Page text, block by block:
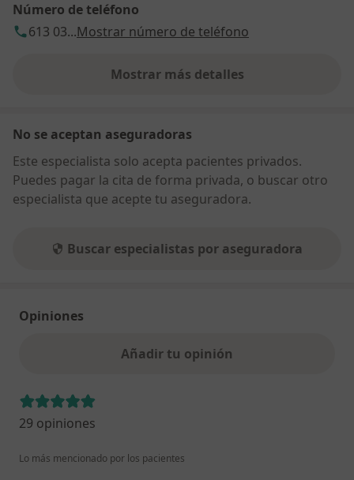
Número de teléfono
613 03...Mostrar número de teléfono
Mostrar más detalles
sobre la dirección
No se aceptan aseguradoras
Este especialista solo acepta pacientes privados.
Puedes pagar la cita de forma privada, o buscar otro
especialista que acepte tu aseguradora.
Buscar especialistas por aseguradora
Opiniones
Añadir tu opinión
29 opiniones
Lo más mencionado por los pacientes